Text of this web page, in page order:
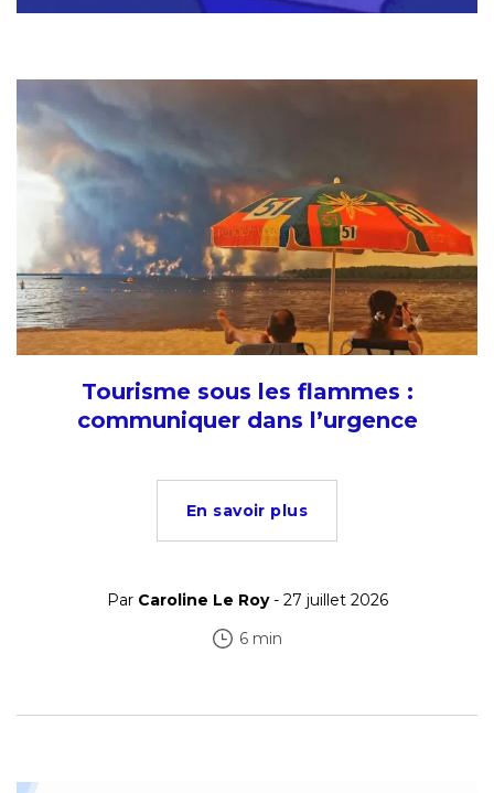
Tourisme sous les flammes :
communiquer dans l’urgence
En savoir plus
Par Caroline Le Roy- 27 juillet 2026
6 min